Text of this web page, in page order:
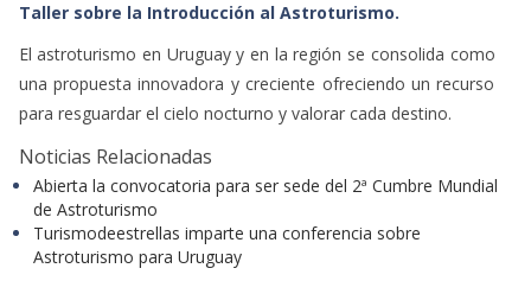
Alojamientos y experiencias recomendados por
Hotel Cala Jóncols